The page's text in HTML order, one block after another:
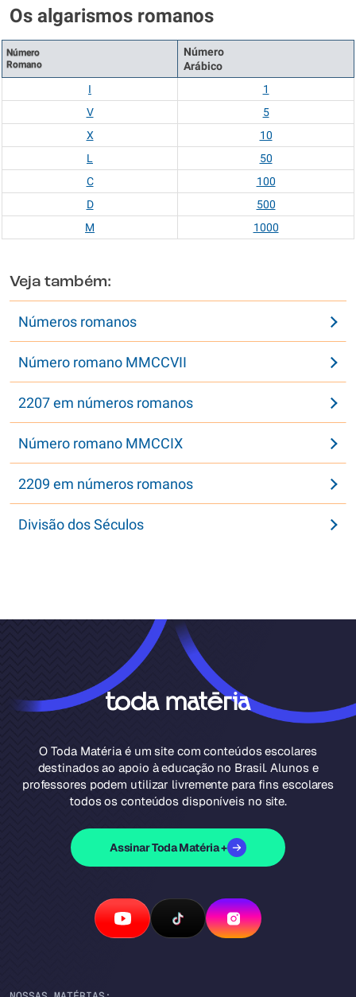
Os algarismos romanos
Número
Romano
Número
Arábico
I
1
V
5
X
10
L
50
C
100
D
500
M
1000
Veja também:
Números romanos
Número romano MMCCVII
2207 em números romanos
Número romano MMCCIX
2209 em números romanos
Divisão dos Séculos
O Toda Matéria é um site com conteúdos escolares
destinados ao apoio à educação no Brasil. Alunos e
professores podem utilizar livremente para fins escolares
todos os conteúdos disponíveis no site.
Assinar Toda Matéria +